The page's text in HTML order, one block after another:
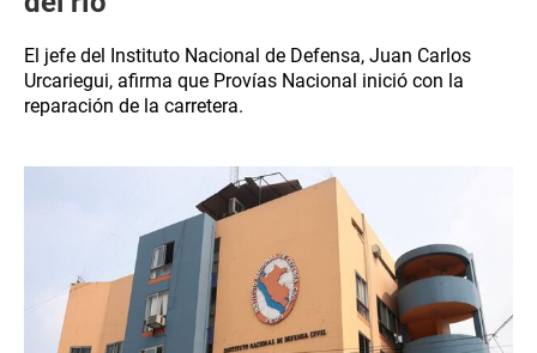
El jefe del Instituto Nacional de Defensa, Juan Carlos
Urcariegui, afirma que Provías Nacional inició con la
reparación de la carretera.